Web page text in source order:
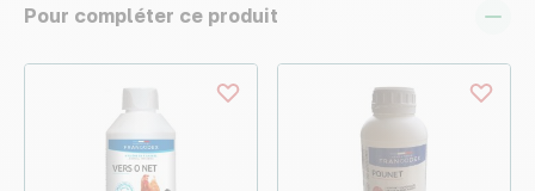
Pour compléter ce produit